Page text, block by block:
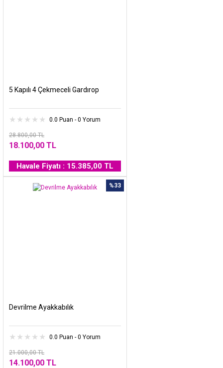
5 Kapılı 4 Çekmeceli Gardırop
0.0 Puan - 0 Yorum
28.800,00 TL
18.100,00 TL
Havale Fiyatı : 15.385,00 TL
%33
Devrilme Ayakkabılık
0.0 Puan - 0 Yorum
21.000,00 TL
14.100,00 TL